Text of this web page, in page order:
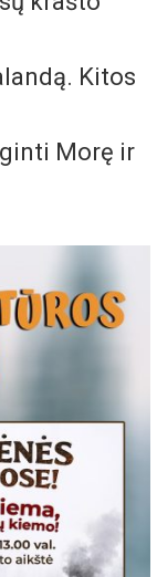
Kitos
Morę ir